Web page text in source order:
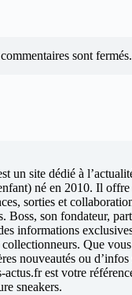
sont fermés.
un site dédié à
né en 2010. Il offre
sorties et
Boss, son fondateur,
informations
Que
nouveautés ou
actus.fr est votre
sneakers.